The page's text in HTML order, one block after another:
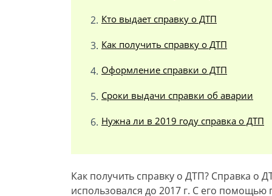
Кто выдает справку о ДТП
Как получить справку о ДТП
Оформление справки о ДТП
Сроки выдачи справки об аварии
Нужна ли в 2019 году справка о ДТП
Как получить справку о ДТП? Справка о
использовался до 2017 г. С его помощью